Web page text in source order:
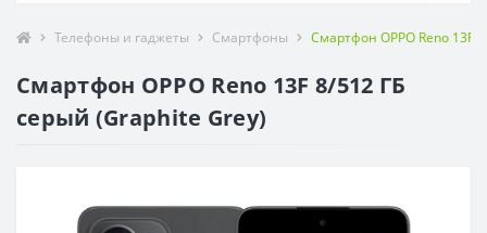
Телефоны и гаджеты Смартфоны Смартфон OPPO Reno 13F
Смартфон OPPO Reno 13F 8/512 ГБ
серый (Graphite Grey)